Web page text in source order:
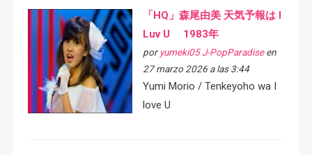
「HQ」森尾由美 天気予報は I
Luv U 1983年
por yumeki05 J-PopParadiseen
27 marzo 2026 a las 3:44
Yumi Morio / Tenkeyoho wa I
love U